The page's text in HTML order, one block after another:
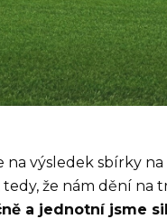
na výsledek sbírky
že nám dění na
a jednotní jsme